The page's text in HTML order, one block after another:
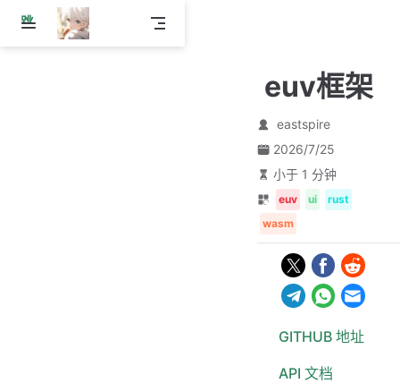
跳
euv框架
eastspire
2026/7/25
小于 1 分钟
euv ui
rust
wasm
GITHUB 地址
API 文档